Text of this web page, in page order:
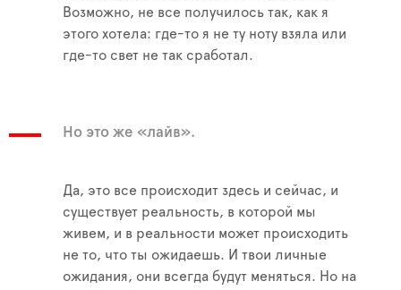
Возможно, не все получилось так, как я
этого хотела: где-то я не ту ноту взяла или
где-то свет не так сработал.
Но это же «лайв».
Да, это все происходит здесь и сейчас, и
существует реальность, в которой мы
живем, и в реальности может происходить
не то, что ты ожидаешь. И твои личные
ожидания, они всегда будут меняться. Но на